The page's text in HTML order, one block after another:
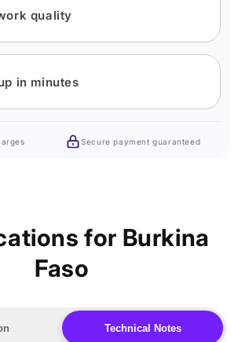
quality
in minutes
Secure payment guaranteed
for Burkina
Faso
Technical Notes